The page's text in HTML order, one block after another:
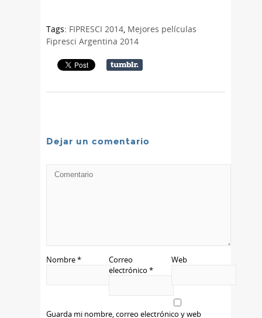
Tags: FIPRESCI 2014, Mejores películas
Fipresci Argentina 2014
Dejar un comentario
Nombre*
Correo
electrónico*
Web
Guarda mi nombre, correo electrónico y web